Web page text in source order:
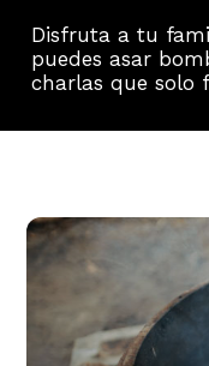
Disfruta a tu
puedes asar
charlas que solo